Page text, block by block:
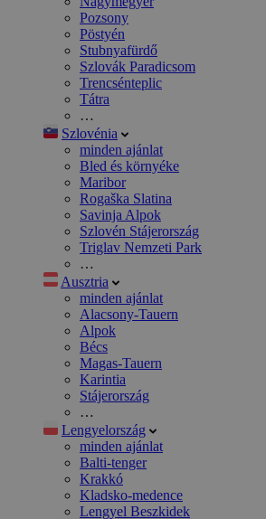
Pozsony
Pöstyén
Stubnyafürdő
Szlovák Paradicsom
Trencsénteplic
Tátra
…
Szlovénia
minden ajánlat
Bled és környéke
Maribor
Rogaška Slatina
Savinja Alpok
Szlovén Stájerország
Triglav Nemzeti Park
…
Ausztria
minden ajánlat
Alacsony-Tauern
Alpok
Bécs
Magas-Tauern
Karintia
Stájerország
…
Lengyelország
minden ajánlat
Balti-tenger
Krakkó
Kladsko-medence
Lengyel Beszkidek